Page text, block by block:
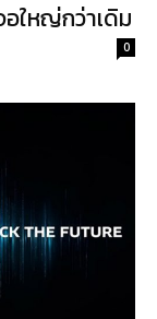
อใหญ่กว่าเดิม
0